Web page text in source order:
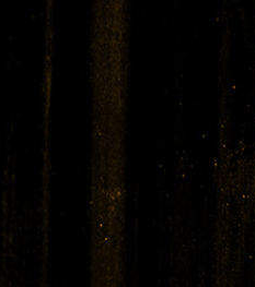
KI-Trainingsdaten